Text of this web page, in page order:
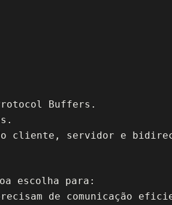
Buffers.
do cliente, servidor e
escolha para:
de comunicação